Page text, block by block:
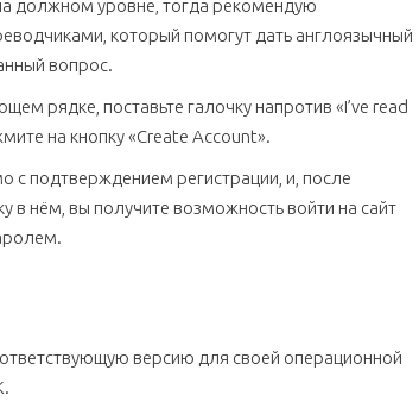
должном уровне, тогда рекомендую
который помогут дать англоязычный
вопрос.
рядке, поставьте галочку напротив «I’ve read
на кнопку «Create Account».
с подтверждением регистрации, и, после
в нём, вы получите возможность войти на сайт
версию для своей операционной